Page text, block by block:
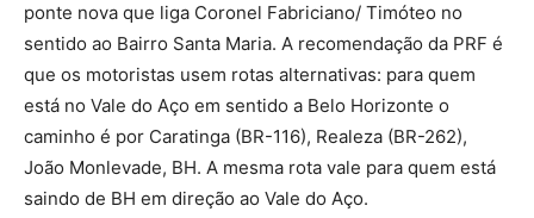
ponte nova que liga Coronel Fabriciano/ Timóteo no
sentido ao Bairro Santa Maria. A recomendação da PRF é
que os motoristas usem rotas alternativas: para quem
está no Vale do Aço em sentido a Belo Horizonte o
caminho é por Caratinga (BR-116), Realeza (BR-262),
João Monlevade, BH. A mesma rota vale para quem está
saindo de BH em direção ao Vale do Aço.